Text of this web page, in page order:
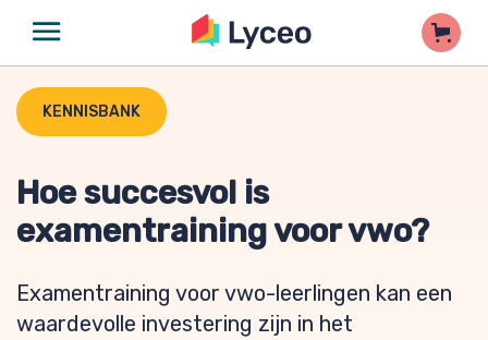
KENNISBANK
Hoe succesvol is
examentraining voor vwo?
Examentraining voor vwo-leerlingen kan een
waardevolle investering zijn in het